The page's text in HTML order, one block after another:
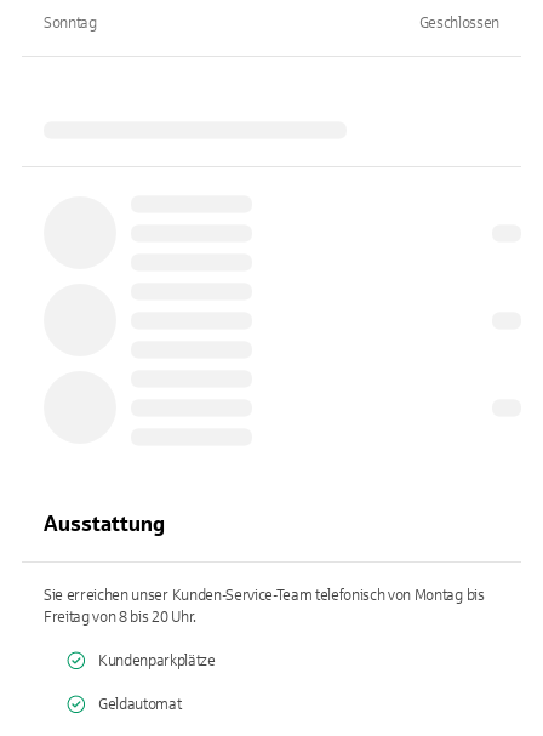
Sonntag Geschlossen
Ausstattung
Sie erreichen unser Kunden-Service-Team telefonisch von Montag bis
Freitag von 8 bis 20 Uhr.
Kundenparkplätze
Geldautomat